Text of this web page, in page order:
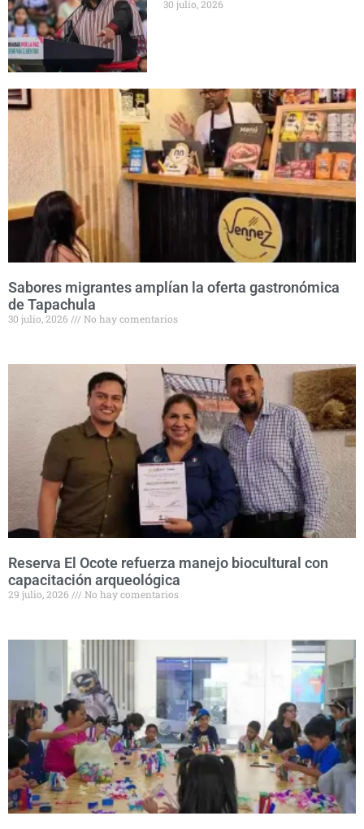
30 julio, 2026
Sabores migrantes amplían la oferta gastronómica
de Tapachula
30 julio, 2026 No hay comentarios
Reserva El Ocote refuerza manejo biocultural con
capacitación arqueológica
29 julio, 2026 No hay comentarios